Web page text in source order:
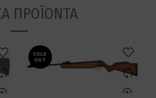
ΠΡΟΪΌΝΤΑ
SOLD
OUT